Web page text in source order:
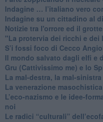
​Indagine … l’italiano vero
Indagine su un cittadino al
Notizie tra l'orrore ed il
"La protervia dei ricchi e dei
S’i fossi foco di Cecco
​Il mondo salvato dagli elfi e
Gru (Cattivissimo me) e lo
​La mal-destra, la mal-
​La venerazione
​L’eco-nazismo e le idee-
noi
​Le radici “culturali”